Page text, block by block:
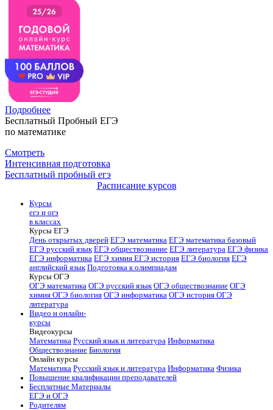
Подробнее
Бесплатный Пробный ЕГЭ
по математике
Смотреть
Интенсивная подготовка
Бесплатный пробный егэ
Расписание курсов
Курсы
егэ и огэ
в классах
Курсы ЕГЭ
День открытых дверей ЕГЭ математика ЕГЭ математика базовый
ЕГЭ русский язык ЕГЭ обществознание ЕГЭ литература ЕГЭ физика
ЕГЭ информатика ЕГЭ химия ЕГЭ история ЕГЭ биология ЕГЭ
английский язык Подготовка к олимпиадам
Курсы ОГЭ
ОГЭ математика ОГЭ русский язык ОГЭ обществознание ОГЭ
химия ОГЭ биология ОГЭ информатика ОГЭ история ОГЭ
литература
Видео и онлайн-
курсы
Видеокурсы
Математика Русский язык и литература Информатика
Обществознание Биология
Онлайн курсы
Математика Русский язык и литература Информатика Физика
Повышение квалификации преподавателей
Бесплатные Материалы
ЕГЭ и ОГЭ
Родителям